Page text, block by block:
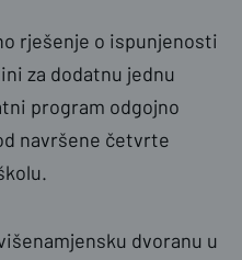
rješenje o ispunjenosti
za dodatnu jednu
program odgojno
navršene četvrte
dvoranu u